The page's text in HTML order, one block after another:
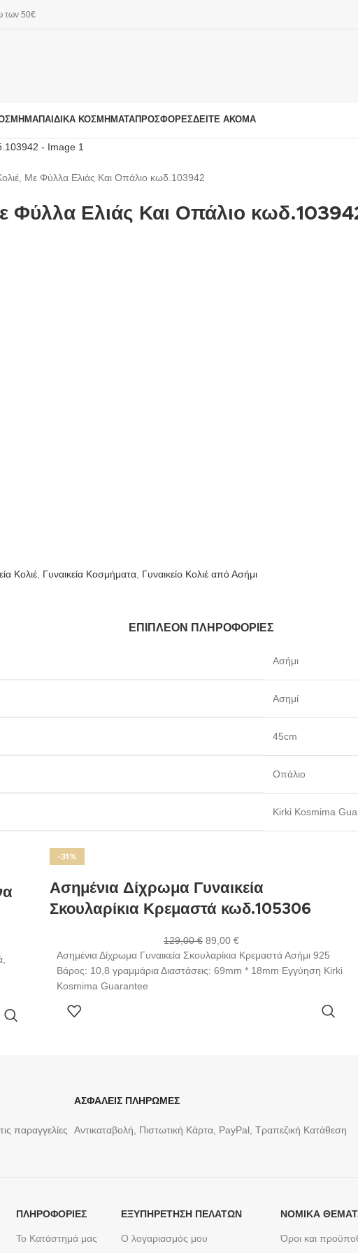
των 50€
ΠΑΙΔΙΚΆ ΚΟΣΜΉΜΑΤΑΠΡΟΣΦΟΡΈΣΔΕΊΤΕ ΑΚΌΜΑ
Με Φύλλα Ελιάς Και Οπάλιο κωδ.103942
Φύλλα Ελιάς Και Οπάλιο
Κολιέ Γυναικεία Κοσμήματα Γυναικείο Κολιέ από Ασήμι
ΕΠΙΠΛΈΟΝ ΠΛΗΡΟΦΟΡΊΕΣ
Ασήμι
Ασημί
45cm
Οπάλιο
Kirki Kosmima
-31%
Ασημένια Δίχρωμα Γυναικεία
Σκουλαρίκια Κρεμαστά κωδ.105306
129,00€ 89,00 €
Ασημένια Δίχρωμα Γυναικεία Σκουλαρίκια Κρεμαστά Ασήμι 925
Βάρος: 10,8 γραμμάρια Διαστάσεις: 69mm * 18mm Εγγύηση Kirki
Kosmima Guarantee
παραγγελίες
ΑΣΦΑΛΕΙΣ ΠΛΗΡΩΜΕΣ
Αντικαταβολή, Πιστωτική Κάρτα, PayPal, Τραπεζική Kατάθεση
ΠΛΗΡΟΦΟΡΙΕΣ
Το Κατάστημά μας
ΕΞΥΠΗΡΈΤΗΣΗ ΠΕΛΑΤΏΝ
Ο λογαριασμός μου
ΝΟΜΙΚΆ
Όροι και